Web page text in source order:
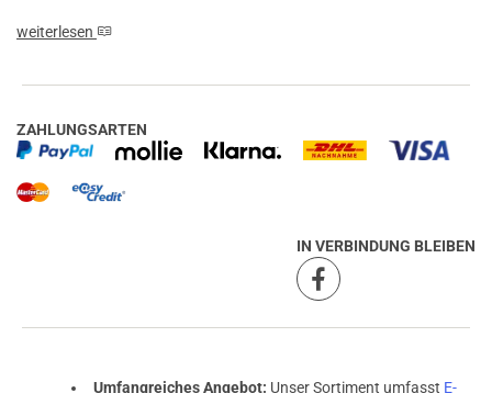
weiterlesen
ZAHLUNGSARTEN
IN VERBINDUNG BLEIBEN
Umfangreiches Angebot: Unser Sortiment umfasst E-